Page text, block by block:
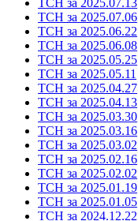
ТСН за 2025.07.06
ТСН за 2025.06.22
ТСН за 2025.06.08
ТСН за 2025.05.25
ТСН за 2025.05.11
ТСН за 2025.04.27
ТСН за 2025.04.13
ТСН за 2025.03.30
ТСН за 2025.03.16
ТСН за 2025.03.02
ТСН за 2025.02.16
ТСН за 2025.02.02
ТСН за 2025.01.19
ТСН за 2025.01.05
ТСН за 2024.12.22